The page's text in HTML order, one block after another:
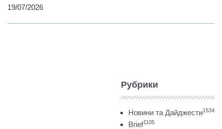
19/07/2026
Рубрики
Новини та Дайджести1534
Brief1105